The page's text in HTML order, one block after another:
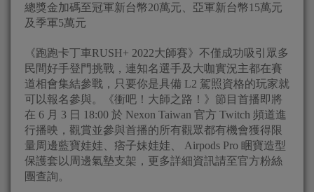
總獎金加碼至冠軍新台幣20萬元、亞軍新台幣15萬元
及季軍5萬元
《跑跑卡丁車RUSH+ 2022大師賽》不僅成功吸引眾多
民間好手登門挑戰，連知名選手及大咖實況主都在賽
道相會集結參戰，只要你是具備 L2 駕照資格的玩家就
可以報名參與。《衝吧！大師之路！》節目首播即將
在 6 月 3 日 18:00 於 Nexon Taiwan 官方 Twitch 頻道進
行播映，觀賞並參與首播的所有觀眾都有機會獲得限
量周邊藍寶娃娃、痞子妹娃娃、 Airpods Pro 睏寶造型
保護套以周邊氣墊支架，更多詳細資訊請至官方粉絲
團查詢。